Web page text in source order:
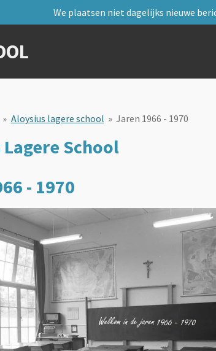
We plaatsen niet dagelijks nieuwe
» Aloysius lagere school » Jaren 1966 - 1970
School
- 1970